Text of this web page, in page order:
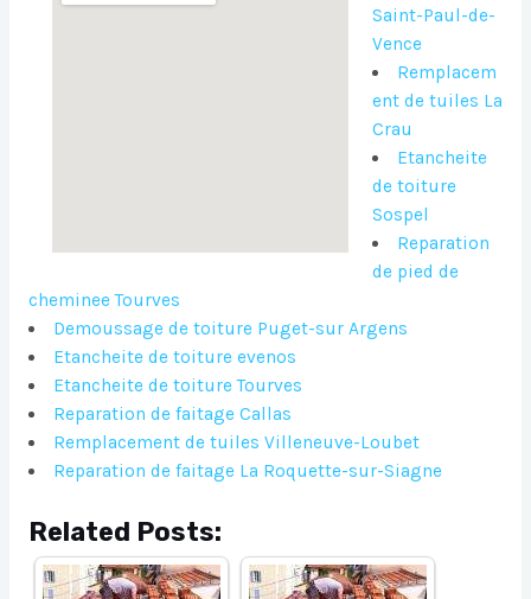
Saint-Paul-de-
Vence
Remplacem
ent de tuiles La
Crau
Etancheite
de toiture
Sospel
Reparation
de pied de
cheminee Tourves
Demoussage de toiture Puget-sur Argens
Etancheite de toiture evenos
Etancheite de toiture Tourves
Reparation de faitage Callas
Remplacement de tuiles Villeneuve-Loubet
Reparation de faitage La Roquette-sur-Siagne
Related Posts: